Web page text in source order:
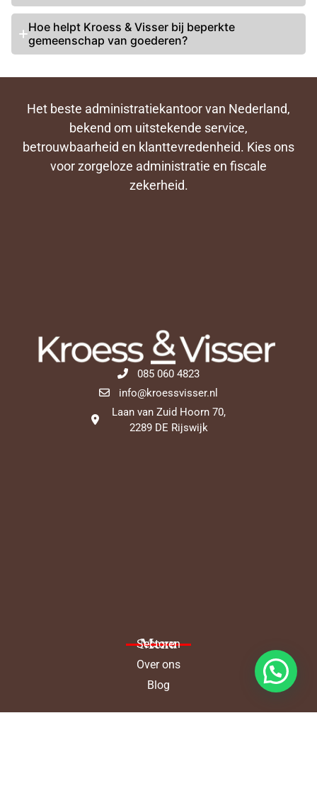
Hoe helpt Kroess & Visser bij beperkte
gemeenschap van goederen?
Het beste administratiekantoor van Nederland,
bekend om uitstekende service,
betrouwbaarheid en klanttevredenheid. Kies ons
voor zorgeloze administratie en fiscale
zekerheid.
085 060 4823
info@kroessvisser.nl
Laan van Zuid Hoorn 70,
2289 DE Rijswijk
Menu
Sectoren
Over ons
Blog